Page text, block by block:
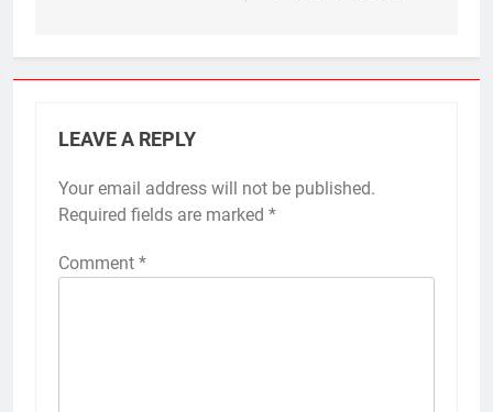
LEAVE A REPLY
Your email address will not be published.
Required fields are marked *
Comment *